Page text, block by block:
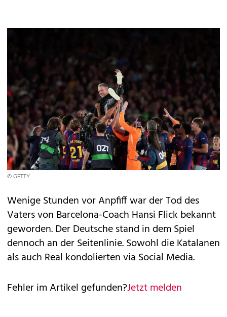
© GETTY
Wenige Stunden vor Anpfiff war der Tod des
Vaters von Barcelona-Coach Hansi Flick bekannt
geworden. Der Deutsche stand in dem Spiel
dennoch an der Seitenlinie. Sowohl die Katalanen
als auch Real kondolierten via Social Media.
Fehler im Artikel gefunden?Jetzt melden